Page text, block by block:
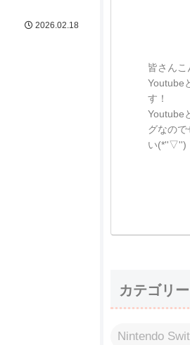
2026.02.18
皆さんこ
Youtube
す！
Youtube
グなので
い(*''▽'')
カテゴリー
Nintendo